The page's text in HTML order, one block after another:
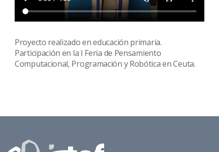
Proyecto realizado en educación primaria.
Participación en la I Feria de Pensamiento
Computacional, Programación y Robótica en Ceuta.